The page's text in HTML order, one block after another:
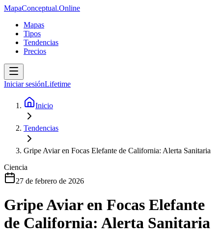
MapaConceptual.Online
Mapas
Tipos
Tendencias
Precios
Iniciar sesiónLifetime
Inicio
Tendencias
Gripe Aviar en Focas Elefante de California: Alerta Sanitaria
Ciencia
27 de febrero de 2026
Gripe Aviar en Focas Elefante
de California: Alerta Sanitaria